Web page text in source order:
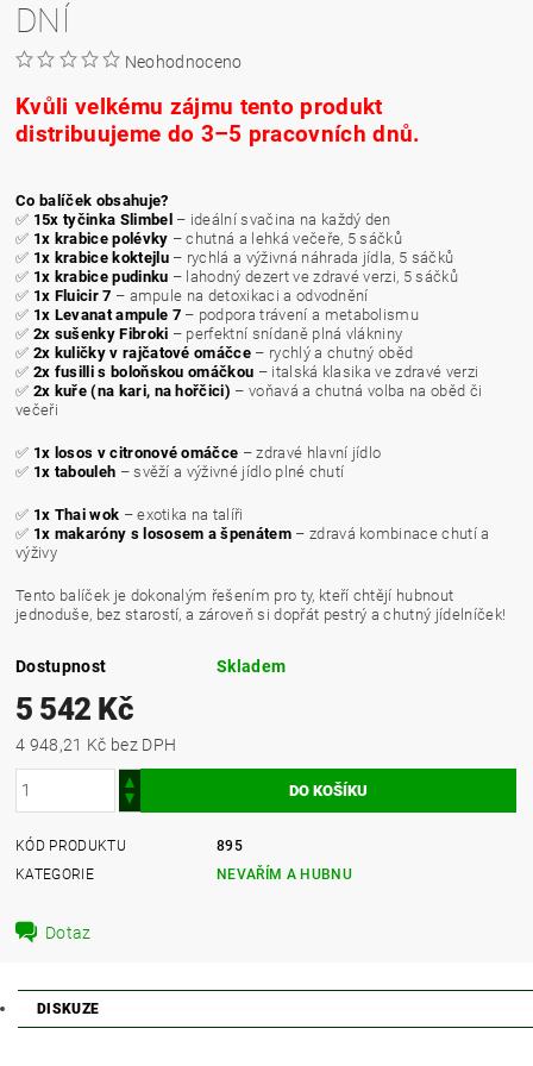
DNÍ
Neohodnoceno
Kvůli velkému zájmu tento produkt
distribuujeme do 3–5 pracovních dnů.
Co balíček obsahuje?
✅ 15x tyčinka Slimbel – ideální svačina na každý den
✅ 1x krabice polévky – chutná a lehká večeře, 5 sáčků
✅ 1x krabice koktejlu – rychlá a výživná náhrada jídla, 5 sáčků
✅ 1x krabice pudinku – lahodný dezert ve zdravé verzi, 5 sáčků
✅ 1x Fluicir 7 – ampule na detoxikaci a odvodnění
✅ 1x Levanat ampule 7 – podpora trávení a metabolismu
✅ 2x sušenky Fibroki – perfektní snídaně plná vlákniny
✅ 2x kuličky v rajčatové omáčce – rychlý a chutný oběd
✅ 2x fusilli s boloňskou omáčkou – italská klasika ve zdravé verzi
✅ 2x kuře (na kari, na hořčici) – voňavá a chutná volba na oběd či
večeři
✅ 1x losos v citronové omáčce – zdravé hlavní jídlo
✅ 1x tabouleh – svěží a výživné jídlo plné chutí
✅ 1x Thai wok – exotika na talíři
✅ 1x makaróny s lososem a špenátem – zdravá kombinace chutí a
výživy
Tento balíček je dokonalým řešením pro ty, kteří chtějí hubnout
jednoduše, bez starostí, a zároveň si dopřát pestrý a chutný jídelníček!
Dostupnost Skladem
5 542 Kč
4 948,21 Kč bez DPH
KÓD PRODUKTU
895
KATEGORIE
NEVAŘÍM A HUBNU
Dotaz
DISKUZE